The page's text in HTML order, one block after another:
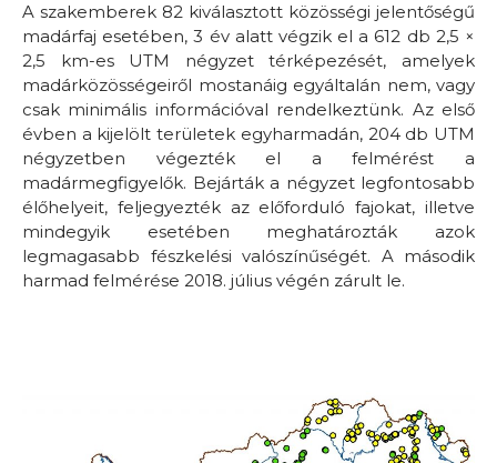
A szakemberek 82 kiválasztott közösségi jelentőségű
madárfaj esetében, 3 év alatt végzik el a 612 db 2,5 ×
2,5 km-es UTM négyzet térképezését, amelyek
madárközösségeiről mostanáig egyáltalán nem, vagy
csak minimális információval rendelkeztünk. Az első
évben a kijelölt területek egyharmadán, 204 db UTM
négyzetben végezték el a felmérést a
madármegfigyelők. Bejárták a négyzet legfontosabb
élőhelyeit, feljegyezték az előforduló fajokat, illetve
mindegyik esetében meghatározták azok
legmagasabb fészkelési valószínűségét. A második
harmad felmérése 2018. július végén zárult le.